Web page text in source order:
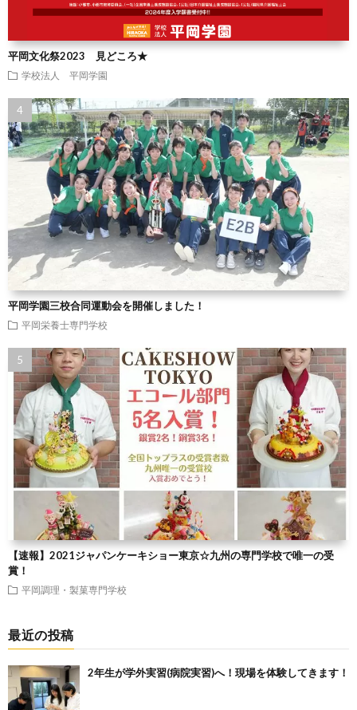
平岡文化祭2023 見どころ★
学校法人 平岡学園
平岡学園三校合同運動会を開催しました！
平岡栄養士専門学校
【速報】2021ジャパンケーキショー東京☆九州の専門学校で唯一の受
賞！
平岡調理・製菓専門学校
最近の投稿
2年生が学外実習(病院実習)へ！現場を体験してきます！